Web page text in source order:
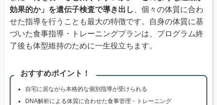
効果的か」を遺伝子検査で導き出し
、個々の体質に合わ
せた指導を行うことも最大の特徴です。自身の体質に基
づいた食事指導・トレーニングプランは、プログラム終
了後も体型維持のために一生役立ちます。
おすすめポイント！
自宅に居ながら本格的な個別指導が受けられる
DNA解析による体質に合わせた食事管理・トレーニング